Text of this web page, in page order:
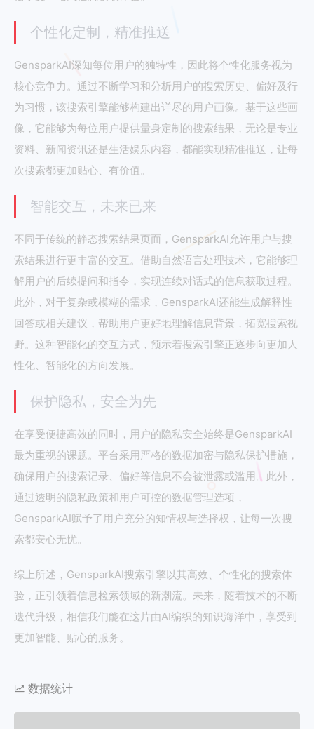
个性化定制，精准推送
GensparkAI深知每位用户的独特性，因此将个性化服务视为
核心竞争力。通过不断学习和分析用户的搜索历史、偏好及行
为习惯，该搜索引擎能够构建出详尽的用户画像。基于这些画
像，它能够为每位用户提供量身定制的搜索结果，无论是专业
资料、新闻资讯还是生活娱乐内容，都能实现精准推送，让每
次搜索都更加贴心、有价值。
智能交互，未来已来
不同于传统的静态搜索结果页面，GensparkAI允许用户与搜
索结果进行更丰富的交互。借助自然语言处理技术，它能够理
解用户的后续提问和指令，实现连续对话式的信息获取过程。
此外，对于复杂或模糊的需求，GensparkAI还能生成解释性
回答或相关建议，帮助用户更好地理解信息背景，拓宽搜索视
野。这种智能化的交互方式，预示着搜索引擎正逐步向更加人
性化、智能化的方向发展。
保护隐私，安全为先
在享受便捷高效的同时，用户的隐私安全始终是GensparkAI
最为重视的课题。平台采用严格的数据加密与隐私保护措施，
确保用户的搜索记录、偏好等信息不会被泄露或滥用。此外，
通过透明的隐私政策和用户可控的数据管理选项，
GensparkAI赋予了用户充分的知情权与选择权，让每一次搜
索都安心无忧。
综上所述，GensparkAI搜索引擎以其高效、个性化的搜索体
验，正引领着信息检索领域的新潮流。未来，随着技术的不断
迭代升级，相信我们能在这片由AI编织的知识海洋中，享受到
更加智能、贴心的服务。
数据统计